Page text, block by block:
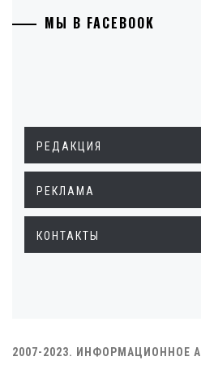
МЫ В FACEBOOK
РЕДАКЦИЯ
РЕКЛАМА
КОНТАКТЫ
2007-2023. ИНФОРМАЦИОННОЕ